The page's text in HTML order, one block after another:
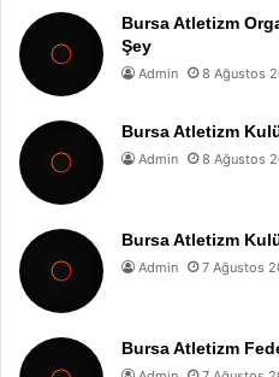
Bursa Atletizm
Şey
Admin 8 Ağustos
Bursa Atletizm
Admin 8 Ağustos
Bursa Atletizm
Admin 7 Ağustos
Bursa Atletizm